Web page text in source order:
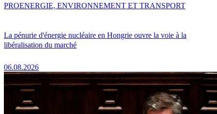
La pénurie d'énergie nucléaire en Hongrie ouvre la voie à la
libéralisation du marché
06.08.2026
PROENERGIE, ENVIRONNEMENT ET TRANSPORT